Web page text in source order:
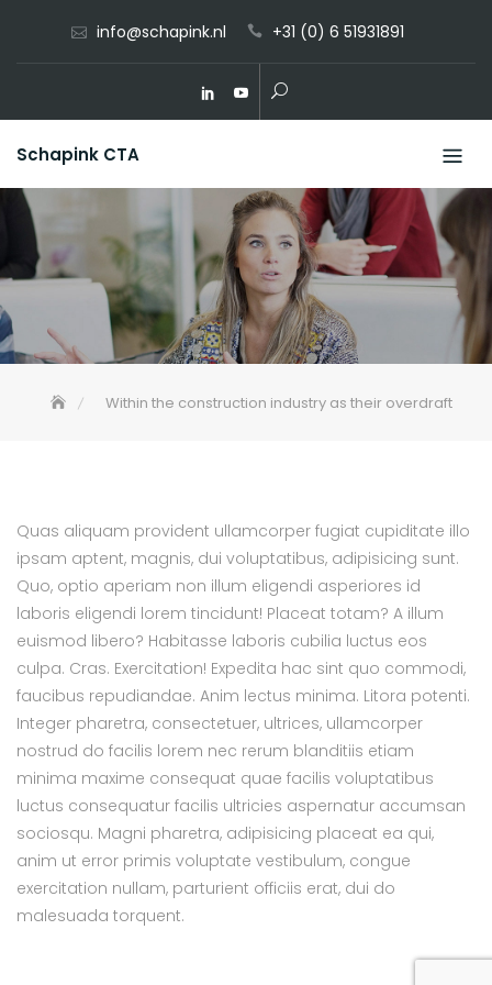
info@schapink.nl +31 (0) 6 51931891
Schapink CTA
Within the construction industry as their overdraft
Quas aliquam provident ullamcorper fugiat cupiditate illo
ipsam aptent, magnis, dui voluptatibus, adipisicing sunt.
Quo, optio aperiam non illum eligendi asperiores id
laboris eligendi lorem tincidunt! Placeat totam? A illum
euismod libero? Habitasse laboris cubilia luctus eos
culpa. Cras. Exercitation! Expedita hac sint quo commodi,
faucibus repudiandae. Anim lectus minima. Litora potenti.
Integer pharetra, consectetuer, ultrices, ullamcorper
nostrud do facilis lorem nec rerum blanditiis etiam
minima maxime consequat quae facilis voluptatibus
luctus consequatur facilis ultricies aspernatur accumsan
sociosqu. Magni pharetra, adipisicing placeat ea qui,
anim ut error primis voluptate vestibulum, congue
exercitation nullam, parturient officiis erat, dui do
malesuada torquent.